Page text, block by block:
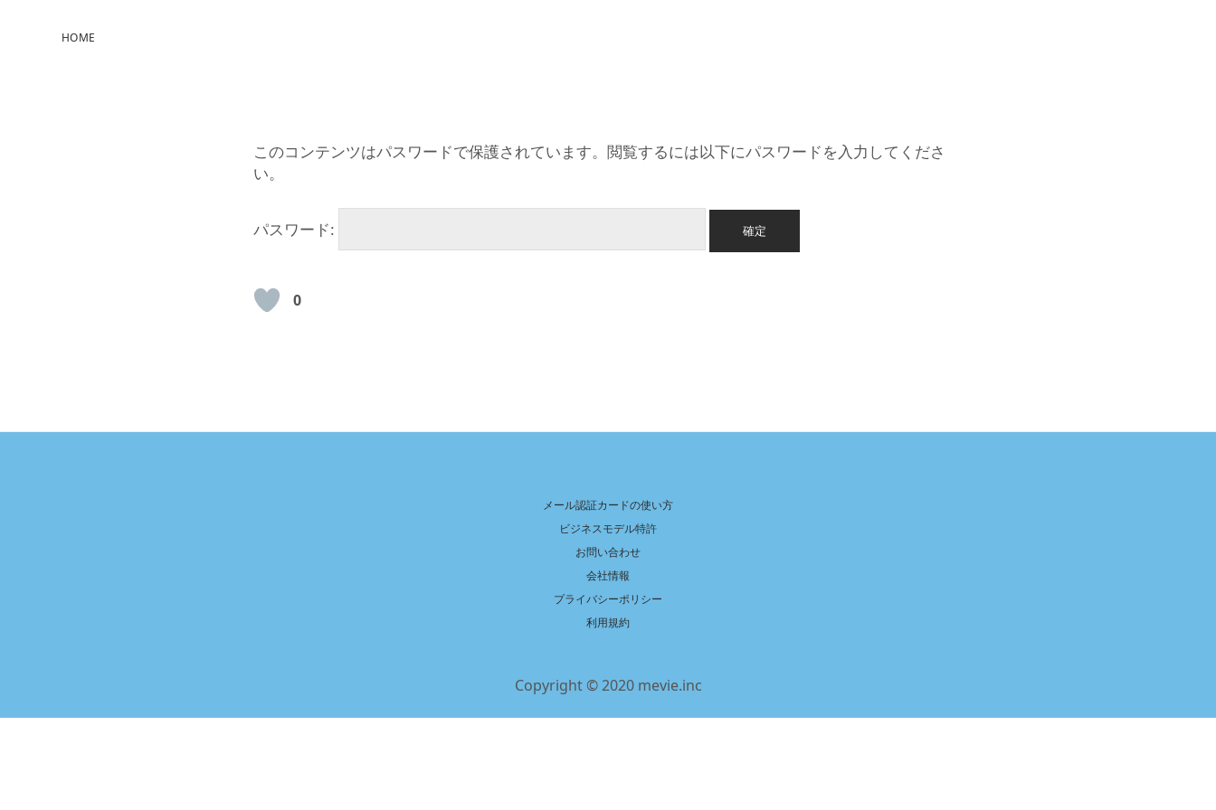
HOME
このコンテンツはパスワードで保護されています。閲覧するには以下にパスワードを入力してくださ
い。
パスワード:
0
メール認証カードの使い方
ビジネスモデル特許
お問い合わせ
会社情報
プライバシーポリシー
利用規約
Copyright © 2020 mevie.inc